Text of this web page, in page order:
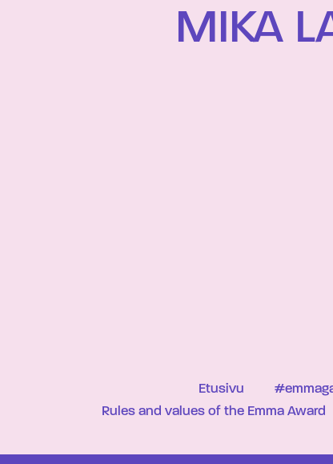
MIKA
Etusivu
Rules and values of the Emma Award